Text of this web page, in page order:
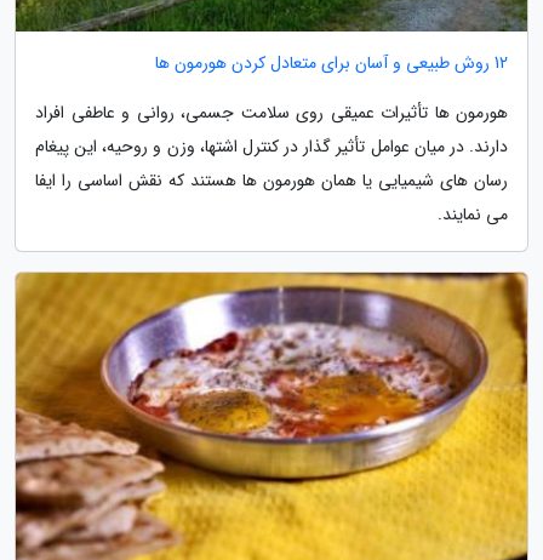
12 روش طبیعی و آسان برای متعادل کردن هورمون ها
هورمون ها تأثیرات عمیقی روی سلامت جسمی، روانی و عاطفی افراد
دارند. در میان عوامل تأثیر گذار در کنترل اشتها، وزن و روحیه، این پیغام
رسان های شیمیایی یا همان هورمون ها هستند که نقش اساسی را ایفا
می نمایند.